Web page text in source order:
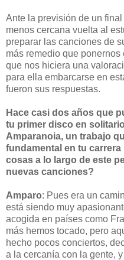
Ante la previsión de un
menos cercana vuelta al
preparar las canciones de
más remedio que
que nos hiciera una
para ella embarcarse en
fueron sus respuestas.
Hace casi dos años que
tu primer disco en
Amparanoia, un trabajo
fundamental en tu
cosas a lo largo de este
nuevas canciones?
Amparo: Pues era un
está siendo muy
acogida en países como
más hemos tocado, pero
hecho pocos conciertos,
a la cercanía con la gente,